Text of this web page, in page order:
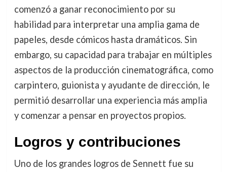
comenzó a ganar reconocimiento por su
habilidad para interpretar una amplia gama de
papeles, desde cómicos hasta dramáticos. Sin
embargo, su capacidad para trabajar en múltiples
aspectos de la producción cinematográfica, como
carpintero, guionista y ayudante de dirección, le
permitió desarrollar una experiencia más amplia
y comenzar a pensar en proyectos propios.
Logros y contribuciones
Uno de los grandes logros de Sennett fue su